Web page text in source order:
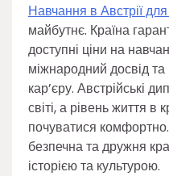
Навчання в Австрії для
майбутнє. Країна
доступні ціни на
міжнародний досвід
кар’єру. Австрійські
світі, а рівень життя в
почуватися
безпечна та дружня
історією та культурою.